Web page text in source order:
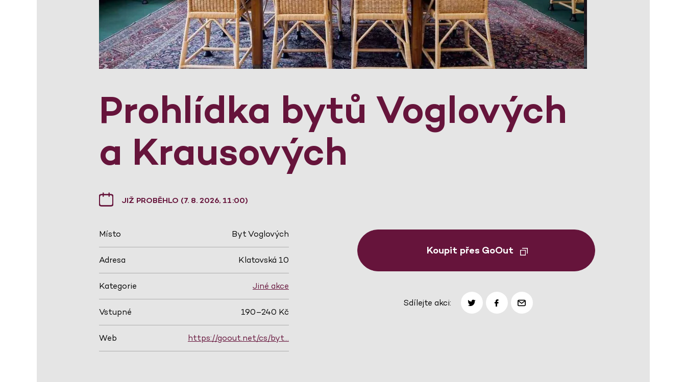
Prohlídka bytů Voglových
a Krausových
JIŽ PROBĚHLO (7. 8. 2026, 11:00)
Místo Byt Voglových
Adresa Klatovská 10
Kategorie Jiné akce
Vstupné 190–240 Kč
Web https://goout.net/cs/byt…
Koupit přes GoOut
Sdílejte akci: